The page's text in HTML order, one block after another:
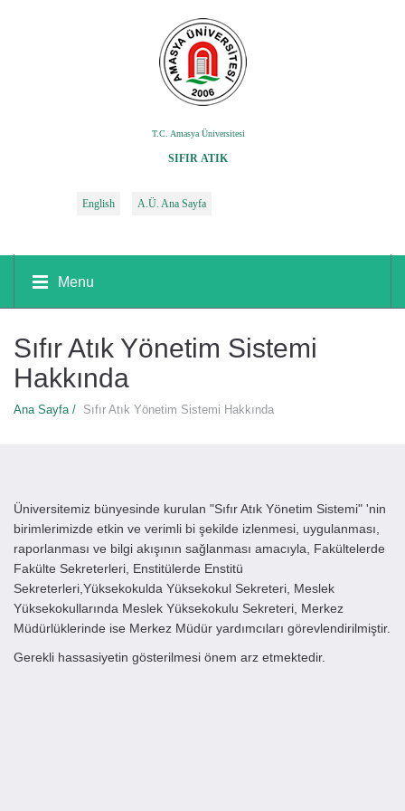
T.C. Amasya Üniversitesi
SIFIR ATIK
English A.Ü. Ana Sayfa
Menu
Sıfır Atık Yönetim Sistemi
Hakkında
Ana Sayfa / Sıfır Atık Yönetim Sistemi Hakkında
Üniversitemiz bünyesinde kurulan "Sıfır Atık Yönetim Sistemi" 'nin
birimlerimizde etkin ve verimli bi şekilde izlenmesi, uygulanması,
raporlanması ve bilgi akışının sağlanması amacıyla, Fakültelerde
Fakülte Sekreterleri, Enstitülerde Enstitü
Sekreterleri,Yüksekokulda Yüksekokul Sekreteri, Meslek
Yüksekokullarında Meslek Yüksekokulu Sekreteri, Merkez
Müdürlüklerinde ise Merkez Müdür yardımcıları görevlendirilmiştir.
Gerekli hassasiyetin gösterilmesi önem arz etmektedir.